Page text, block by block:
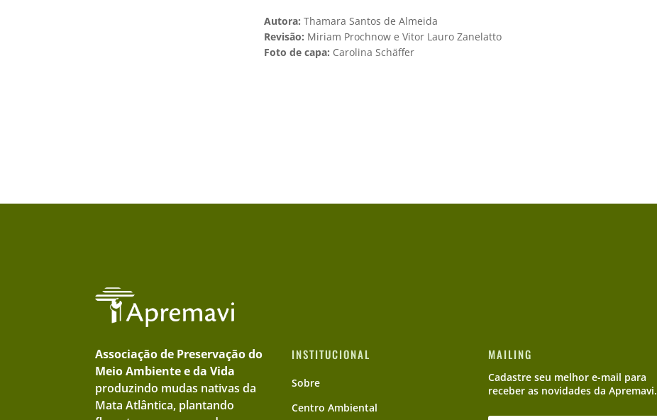
Autora: Thamara Santos de Almeida
Revisão: Miriam Prochnow e Vitor Lauro Zanelatto
Foto de capa: Carolina Schäffer
Associação de Preservação do
Meio Ambiente e da Vida
produzindo mudas nativas da
Mata Atlântica, plantando
INSTITUCIONAL
Sobre
Centro Ambiental
MAILING
Cadastre seu melhor e-mail para
receber as novidades da Apremavi.